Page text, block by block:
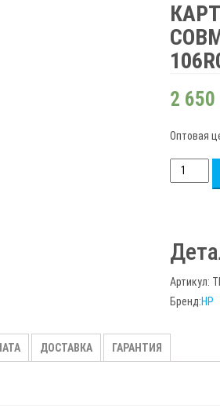
2 650
Оптовая
товара
Xerox
106R01372
для
20k
Артикул:
Бренд:HP
ДОСТАВКА ГАРАНТИЯ